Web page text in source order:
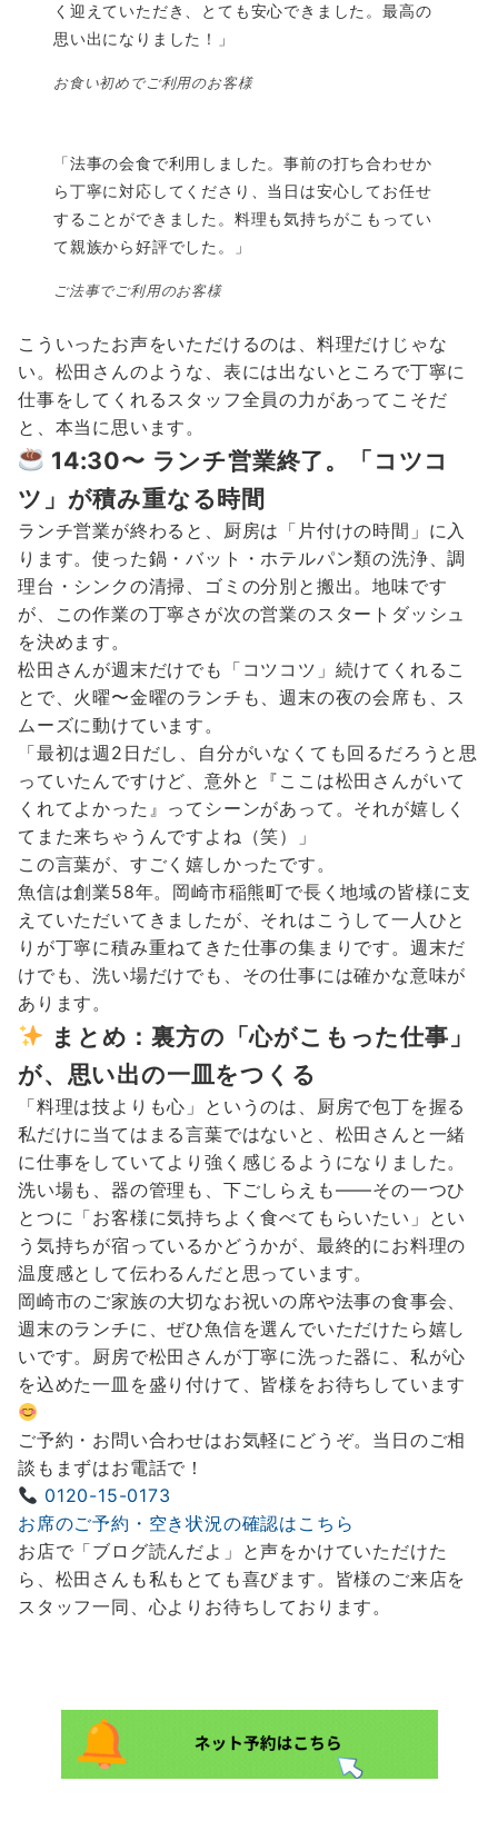
く迎えていただき、とても安心できました。最高の
思い出になりました！」
お食い初めでご利用のお客様
「法事の会食で利用しました。事前の打ち合わせか
ら丁寧に対応してくださり、当日は安心してお任せ
することができました。料理も気持ちがこもってい
て親族から好評でした。」
ご法事でご利用のお客様
こういったお声をいただけるのは、料理だけじゃな
い。松田さんのような、表には出ないところで丁寧に
仕事をしてくれるスタッフ全員の力があってこそだ
と、本当に思います。
14:30〜 ランチ営業終了。「コツコ
ツ」が積み重なる時間
ランチ営業が終わると、厨房は「片付けの時間」に入
ります。使った鍋・バット・ホテルパン類の洗浄、調
理台・シンクの清掃、ゴミの分別と搬出。地味です
が、この作業の丁寧さが次の営業のスタートダッシュ
を決めます。
松田さんが週末だけでも「コツコツ」続けてくれるこ
とで、火曜〜金曜のランチも、週末の夜の会席も、ス
ムーズに動けています。
「最初は週2日だし、自分がいなくても回るだろうと思
っていたんですけど、意外と『ここは松田さんがいて
くれてよかった』ってシーンがあって。それが嬉しく
てまた来ちゃうんですよね（笑）」
この言葉が、すごく嬉しかったです。
魚信は創業58年。岡崎市稲熊町で長く地域の皆様に支
えていただいてきましたが、それはこうして一人ひと
りが丁寧に積み重ねてきた仕事の集まりです。週末だ
けでも、洗い場だけでも、その仕事には確かな意味が
あります。
まとめ：裏方の「心がこもった仕事」
が、思い出の一皿をつくる
「料理は技よりも心」というのは、厨房で包丁を握る
私だけに当てはまる言葉ではないと、松田さんと一緒
に仕事をしていてより強く感じるようになりました。
洗い場も、器の管理も、下ごしらえも——その一つひ
とつに「お客様に気持ちよく食べてもらいたい」とい
う気持ちが宿っているかどうかが、最終的にお料理の
温度感として伝わるんだと思っています。
岡崎市のご家族の大切なお祝いの席や法事の食事会、
週末のランチに、ぜひ魚信を選んでいただけたら嬉し
いです。厨房で松田さんが丁寧に洗った器に、私が心
を込めた一皿を盛り付けて、皆様をお待ちしています
ご予約・お問い合わせはお気軽にどうぞ。当日のご相
談もまずはお電話で！
0120-15-0173
お席のご予約・空き状況の確認はこちら
お店で「ブログ読んだよ」と声をかけていただけた
ら、松田さんも私もとても喜びます。皆様のご来店を
スタッフ一同、心よりお待ちしております。